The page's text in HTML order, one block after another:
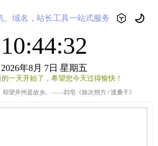
10:44:32
2026年8月 7日 星期五
一天开始了，希望您今天过得愉快！
却望并州是故乡。——刘皂《旅次朔方 / 渡桑干》